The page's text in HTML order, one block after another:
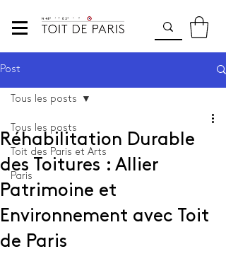
Post
Tous les posts
Toit des Paris et Arts
Paris
Tous les posts
Réhabilitation Durable
des Toitures : Allier
Patrimoine et
Environnement avec Toit
de Paris